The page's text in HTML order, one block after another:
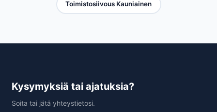
Toimistosiivous Kauniainen
Kysymyksiä tai ajatuksia?
Soita tai jätä yhteystietosi.